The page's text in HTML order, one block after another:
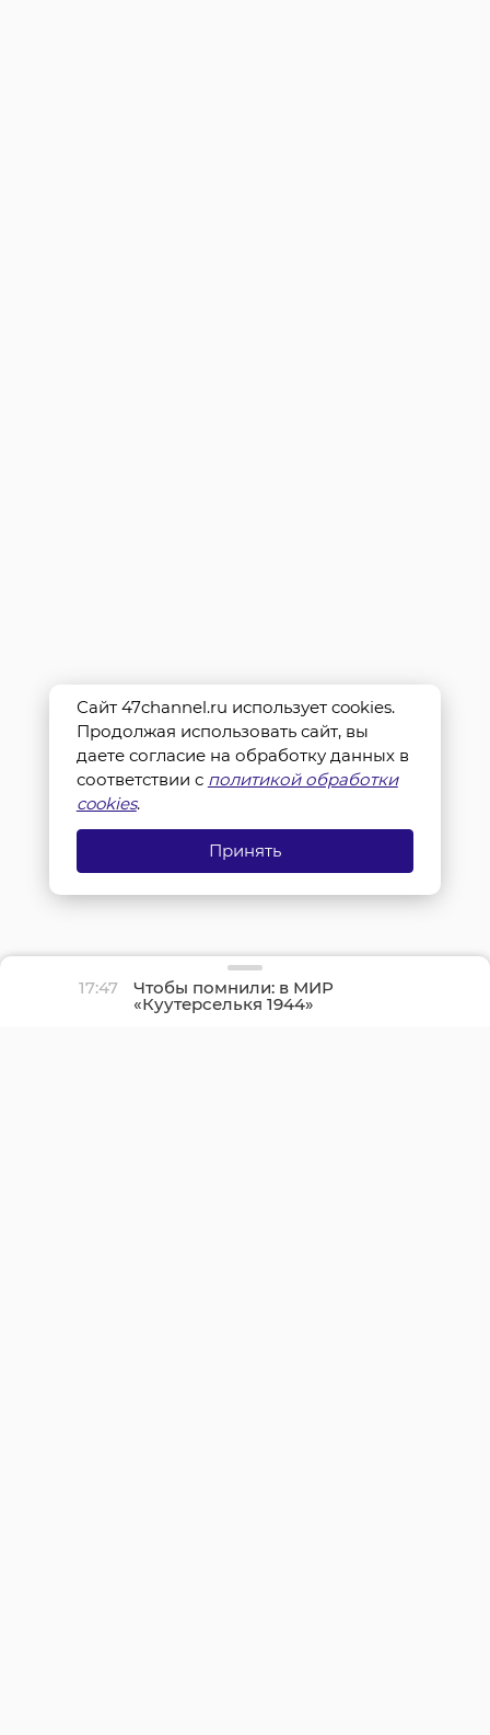
17:47 Чтобы помнили: в МИР
«Куутерселькя 1944»
реконструкторы снова
Сайт 47channel.ru использует cookies.
Продолжая использовать сайт, вы
даете согласие на обработку данных в
соответствии с политикой обработки
cookies.
Принять